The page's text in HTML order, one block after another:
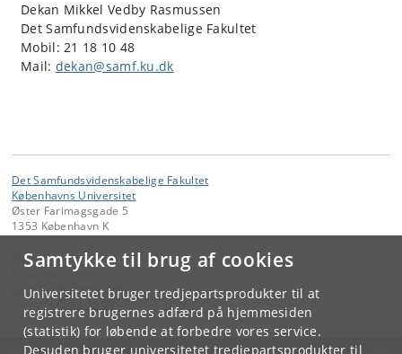
Samtykke til brug af cookies
Universitetet bruger tredjepartsprodukter til at
registrere brugernes adfærd på hjemmesiden
(statistik) for løbende at forbedre vores service.
Desuden bruger universitetet tredjepartsprodukter til
Dekan Mikkel Vedby Rasmussen
Det Samfundsvidenskabelige Fakultet
Mobil: 21 18 10 48
Mail: dekan@samf.ku.dk
Det Samfundsvidenskabelige Fakultet
Københavns Universitet
Øster Farimagsgade 5
1353 København K
Kontakt:
Fakultetsstaben
samf-fak @samf.ku.dk